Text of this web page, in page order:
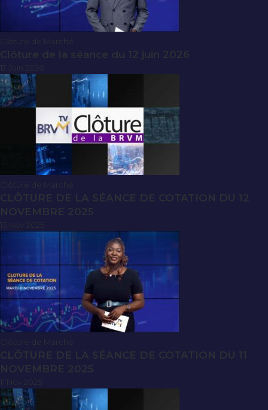
Clôture de la séance du 12 juin 2026
CLÔTURE DE LA SÉANCE DE COTATION DU 12
NOVEMBRE 2025
CLÔTURE DE LA SÉANCE DE COTATION DU 11
NOVEMBRE 2025